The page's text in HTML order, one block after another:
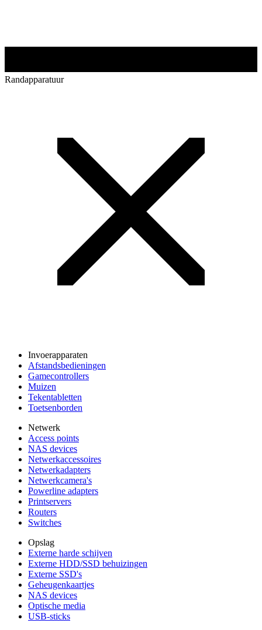
Randapparatuur
Invoerapparaten
Afstandsbedieningen
Gamecontrollers
Muizen
Tekentabletten
Toetsenborden
Netwerk
Access points
NAS devices
Netwerkaccessoires
Netwerkadapters
Netwerkcamera's
Powerline adapters
Printservers
Routers
Switches
Opslag
Externe harde schijven
Externe HDD/SSD behuizingen
Externe SSD's
Geheugenkaartjes
NAS devices
Optische media
USB-sticks